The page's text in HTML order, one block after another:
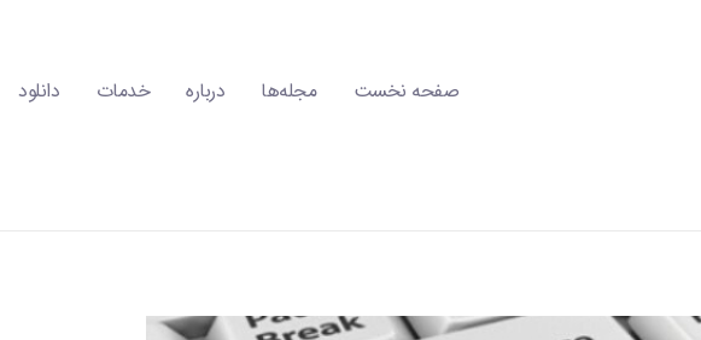
صفحه نخست مجله‌ها درباره خدمات دانلود